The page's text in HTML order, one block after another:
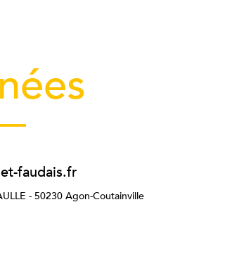
faudais.fr
-50230Agon-Coutainville